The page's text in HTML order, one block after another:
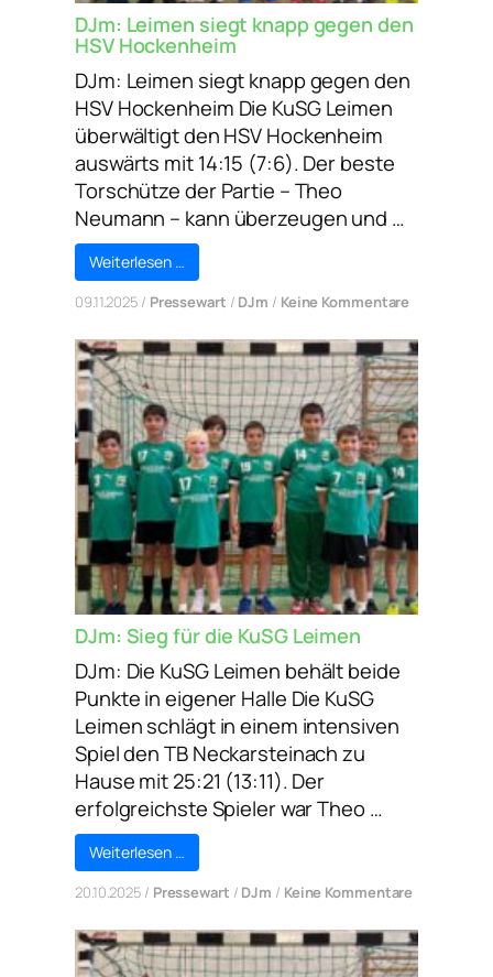
DJm: Leimen siegt knapp gegen den
HSV Hockenheim
DJm: Leimen siegt knapp gegen den
HSV Hockenheim Die KuSG Leimen
überwältigt den HSV Hockenheim
auswärts mit 14:15 (7:6). Der beste
Torschütze der Partie – Theo
Neumann – kann überzeugen und …
Weiterlesen …
09.11.2025 / Pressewart / DJm / Keine Kommentarezu
Leimen
siegt
knapp
gegen
den
HSV
DJm: Sieg für die KuSG Leimen
DJm: Die KuSG Leimen behält beide
Punkte in eigener Halle Die KuSG
Leimen schlägt in einem intensiven
Spiel den TB Neckarsteinach zu
Hause mit 25:21 (13:11). Der
erfolgreichste Spieler war Theo …
Weiterlesen …
20.10.2025 / Pressewart / DJm / Keine Kommentarezu
Sieg
für
die